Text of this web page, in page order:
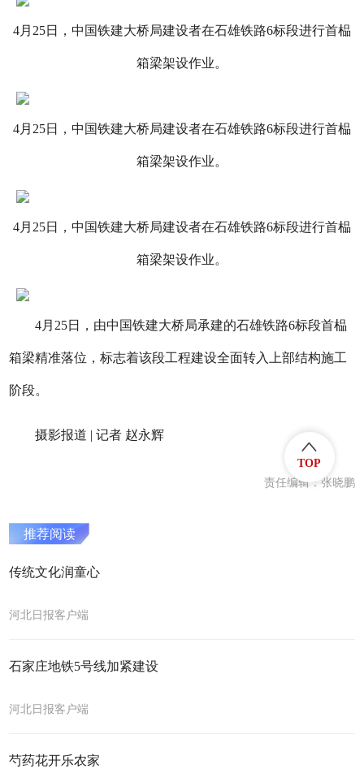
4月25日，中国铁建大桥局建设者在石雄铁路6标段进行首榀
箱梁架设作业。
4月25日，中国铁建大桥局建设者在石雄铁路6标段进行首榀
箱梁架设作业。
4月25日，中国铁建大桥局建设者在石雄铁路6标段进行首榀
箱梁架设作业。
4月25日，由中国铁建大桥局承建的石雄铁路6标段首榀
箱梁精准落位，标志着该段工程建设全面转入上部结构施工
阶段。
摄影报道 | 记者 赵永辉
责任编辑：张晓鹏
推荐阅读
传统文化润童心
河北日报客户端
石家庄地铁5号线加紧建设
河北日报客户端
芍药花开乐农家
TOP